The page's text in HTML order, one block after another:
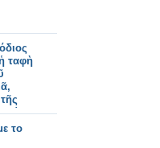
ταφὴ
το